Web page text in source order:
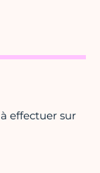
effectuer sur